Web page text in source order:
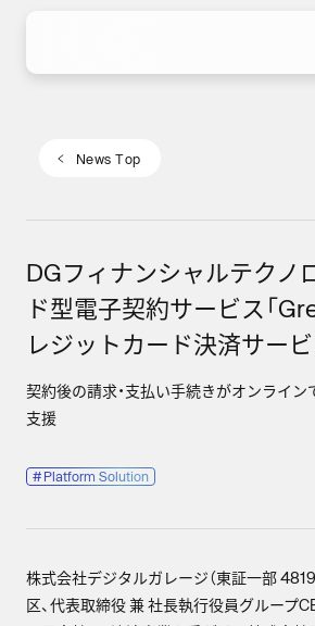
DGフィナンシャルテクノ
ド型電子契約サービス「
レジットカード決済サー
契約後の請求・支払い手続きがオンライ
支援
# Platform Solution
News Top
株式会社デジタルガレージ（東証一部 4819
区、代表取締役 兼 社長執行役員グループ